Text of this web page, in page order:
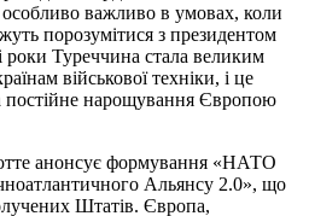
важливо в умовах, коли
порозумітися з президентом
Туреччина стала великим
військової техніки, і це
постійне нарощування Європою
анонсує формування «НАТО
Альянсу 2.0», що
Штатів. Європа,